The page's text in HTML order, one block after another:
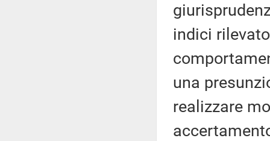
indici
una
realizzare